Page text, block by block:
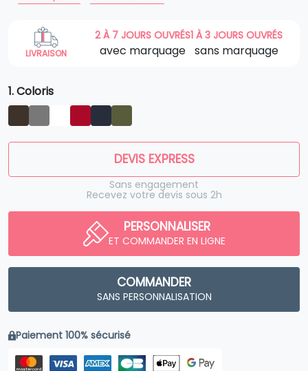
LIVRAISON
2 À 7 JOURS OUVRÉS
avec marquage
1 À 3 JOURS OUVRÉS
sans marquage
1. Coloris
DEVIS EXPRESS
Sans engagement
Recevez votre devis sous 2h
PERSONNALISER
ET COMMANDER EN LIGNE
COMMANDER
SANS PERSONNALISATION
Paiement 100% sécurisé